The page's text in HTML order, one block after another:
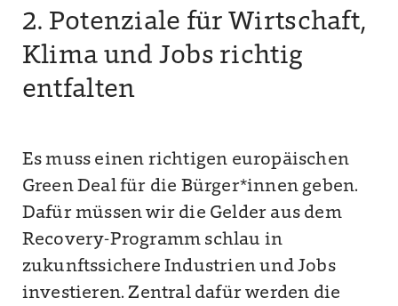
2. Potenziale für Wirtschaft,
Klima und Jobs richtig
entfalten
Es muss einen richtigen europäischen
Green Deal für die Bürger*innen geben.
Dafür müssen wir die Gelder aus dem
Recovery-Programm schlau in
zukunftssichere Industrien und Jobs
investieren. Zentral dafür werden die